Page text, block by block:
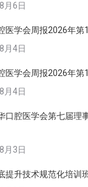
月6日
医学会周报2026年第
月4日
医学会周报2026年第
月4日
口腔医学会第七届理
月3日
提升技术规范化培训